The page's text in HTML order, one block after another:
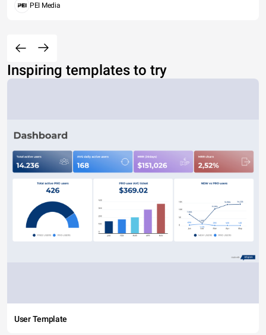
PEI Media
Inspiring templates to try
User Template